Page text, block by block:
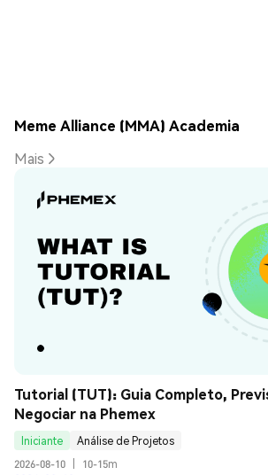
Meme Alliance (MMA) Academia
Mais
Tutorial (TUT): Guia Completo,
Negociar na Phemex
Iniciante
Análise de Projetos
2026-08-10
10-15m